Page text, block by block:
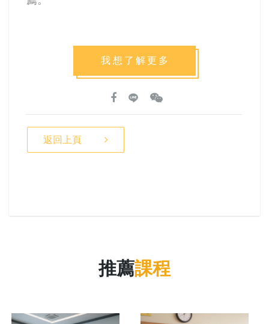
我想了解更多
返回上頁
推薦課程